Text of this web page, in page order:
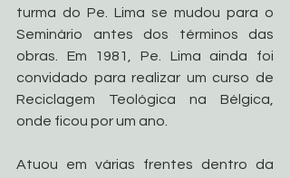
turma do Pe. Lima se mudou para o
Seminário antes dos términos das
obras. Em 1981, Pe. Lima ainda foi
convidado para realizar um curso de
Reciclagem Teológica na Bélgica,
onde ficou por um ano.
Atuou em várias frentes dentro da